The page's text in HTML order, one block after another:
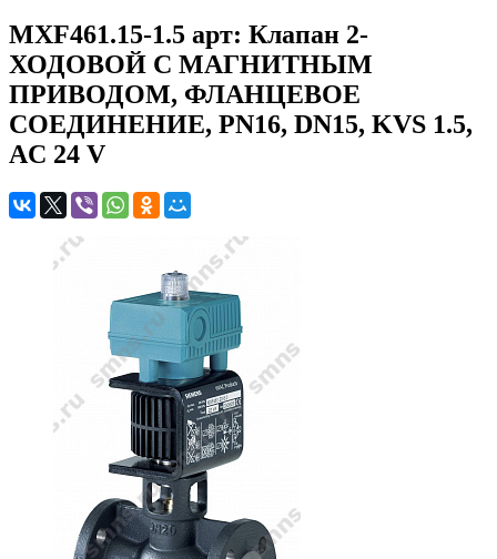
MXF461.15-1.5 арт: Клапан 2-
ХОДОВОЙ С МАГНИТНЫМ
ПРИВОДОМ, ФЛАНЦЕВОЕ
СОЕДИНЕНИЕ, PN16, DN15, KVS 1.5,
AC 24 V